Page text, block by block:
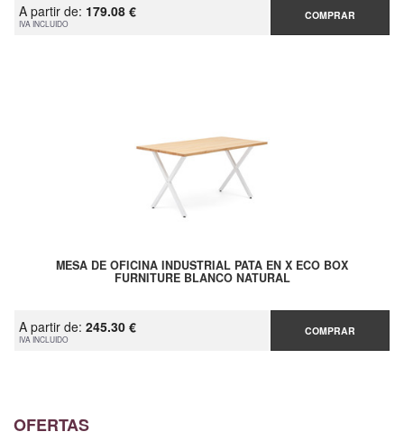
A partir de: 179.08 €
IVA INCLUIDO
COMPRAR
MESA DE OFICINA INDUSTRIAL PATA EN X ECO BOX
FURNITURE BLANCO NATURAL
A partir de: 245.30 €
IVA INCLUIDO
COMPRAR
OFERTAS